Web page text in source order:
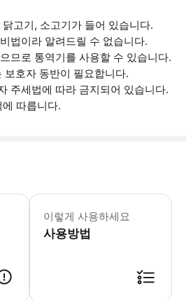
고기, 소고기가 들어 있습니다.
법이라 알려드릴 수 없습니다.
므로 통역기를 사용할 수 있습니다.
호자 동반이 필요합니다.
주세법에 따라 금지되어 있습니다.
따릅니다.
*체험은 2층에서 진행되며 엘리베이
이렇게 사용하세요
사용방법